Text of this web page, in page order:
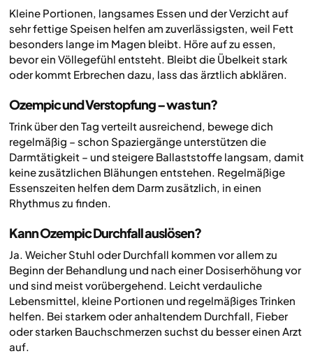
Kleine Portionen, langsames Essen und der Verzicht auf
sehr fettige Speisen helfen am zuverlässigsten, weil Fett
besonders lange im Magen bleibt. Höre auf zu essen,
bevor ein Völlegefühl entsteht. Bleibt die Übelkeit stark
oder kommt Erbrechen dazu, lass das ärztlich abklären.
Ozempic und Verstopfung – was tun?
Trink über den Tag verteilt ausreichend, bewege dich
regelmäßig – schon Spaziergänge unterstützen die
Darmtätigkeit – und steigere Ballaststoffe langsam, damit
keine zusätzlichen Blähungen entstehen. Regelmäßige
Essenszeiten helfen dem Darm zusätzlich, in einen
Rhythmus zu finden.
Kann Ozempic Durchfall auslösen?
Ja. Weicher Stuhl oder Durchfall kommen vor allem zu
Beginn der Behandlung und nach einer Dosiserhöhung vor
und sind meist vorübergehend. Leicht verdauliche
Lebensmittel, kleine Portionen und regelmäßiges Trinken
helfen. Bei starkem oder anhaltendem Durchfall, Fieber
oder starken Bauchschmerzen suchst du besser einen Arzt
auf.